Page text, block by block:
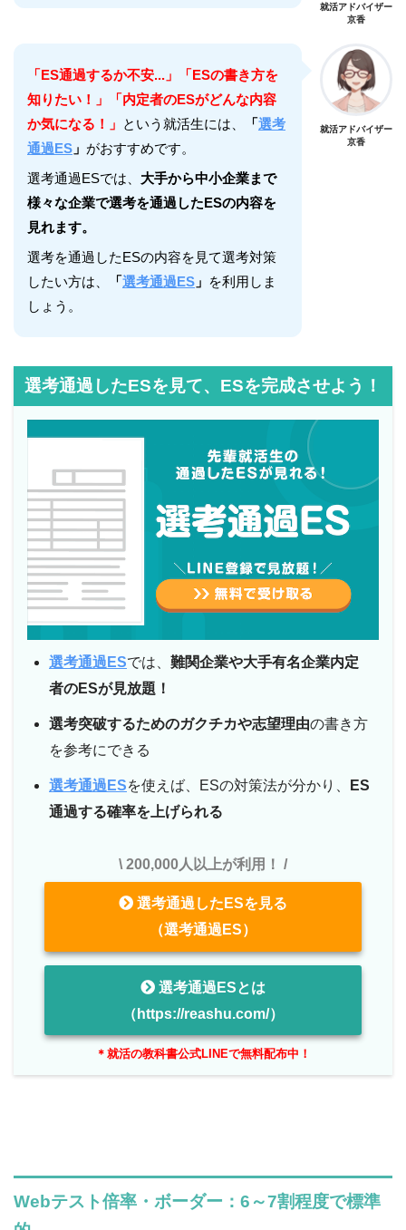
就活アドバイザー
京香
「ES通過するか不安...」「ESの書き方を
知りたい！」「内定者のESがどんな内容
か気になる！」 という就活生には、 「選考
通過ES 」 がおすすめです。
選考通過ESでは、 大手から中小企業まで
様々な企業で選考を通過したESの内容を
見れます。
選考を通過したESの内容を見て選考対策
したい方は、
「選考通過ES 」 を利用しま
しょう。
就活アドバイザー
京香
選考通過したESを見て、ESを完成させよう！
選考通過ESでは、 難関企業や大手有名企業内定
者のESが見放題！
選考突破するためのガクチカや志望理由の書き方
を参考にできる
選考通過ESを使えば、ESの対策法が分かり、
ES
通過する確率を上げられる
\ 200,000人以上が利用！ /
選考通過したESを見る
（選考通過ES）
選考通過ESとは
（https://reashu.com/）
＊就活の教科書公式LINEで無料配布中！
Webテスト倍率・ボーダー：6～7割程度で標準